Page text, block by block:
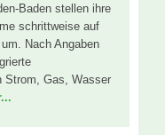
Baden stellen ihre
schrittweise auf
Nach Angaben
Strom, Gas, Wasser